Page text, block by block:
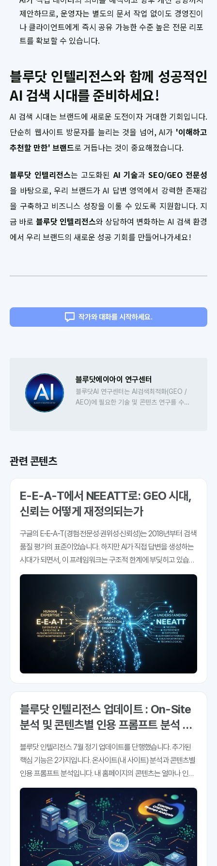
제안하므로, 운영자는 별도의 문서 작업 없이도 경영진이
나 클라이언트에게 즉시 공유 가능한 수준 높은 전문 리포
트를 확보할 수 있습니다.
블루닷 인텔리전스와 함께 성공적인
AI 검색 시대를 준비하세요!
AI 검색 시대는 브랜드에 새로운 도전이자 거대한 기회입니다.
단순히 웹사이트 방문자를 늘리는 것을 넘어, AI가 '이해하고
추천할 만한' 브랜드로 거듭나는 것이 중요해졌습니다.
블루닷 인텔리전스는 고도화된AI 기술과 SEO/GEO 전문성
을 바탕으로, 우리 브랜드가 AI 답변 영역에서 강력한 존재감
을 구축하고 비즈니스 성장을 이룰 수 있도록 지원합니다. 지
금 바로 블루닷 인텔리전스와 상담하여 변화하는 AI 검색 환경
에서 우리 브랜드의 새로운 성공 기회를 만들어나가세요!
작가와 대화를 시작하세요.
블루닷에이아이 연구센터
블루닷AI 연구센터는 AI검색최적화(GEO /
AEO)에 필요한 기술 및 콘텐츠 연구를 수행
관련 콘텐츠
E-E-A-T에서 NEEATT로: GEO 시대,
신뢰는 어떻게 재정의되는가
구글의 E-E-A-T(경험·전문성·권위성·신뢰성)는 2018년부터 검색
품질 평가의 표준이었습니다. 하지만 AI가 직접 답변을 생성하는
시대가 되면서, 이 프레임워크는 구조적 한계에 부딪히고 있습니
다. Jason Barnard(Kalicube)가 제안한 NEEATT는 여기에 두 가
지 축, Notability(주목도)와 Transparency(투명성)
블루닷 인텔리전스 업데이트 : On-Site
분석 및 콘텐츠별 인용 프롬프트 분석 추
가
블루닷 인텔리전스 7월 정기 업데이트를 단행했습니다. 추가된
핵심 기능은 2가지입니다. 온사이트(내 사이트) 분석과 콘텐츠별
인용 프롬프트 분석입니다. 내 홈페이지의 콘텐츠는 얼마나 인용
되고 있고, 어떤 AI검색, 어떤 프롬프트에 더 많이 인용되고 있는
지 파악해 볼 수 있는 메뉴입니다. 우리 회사 홈페이지